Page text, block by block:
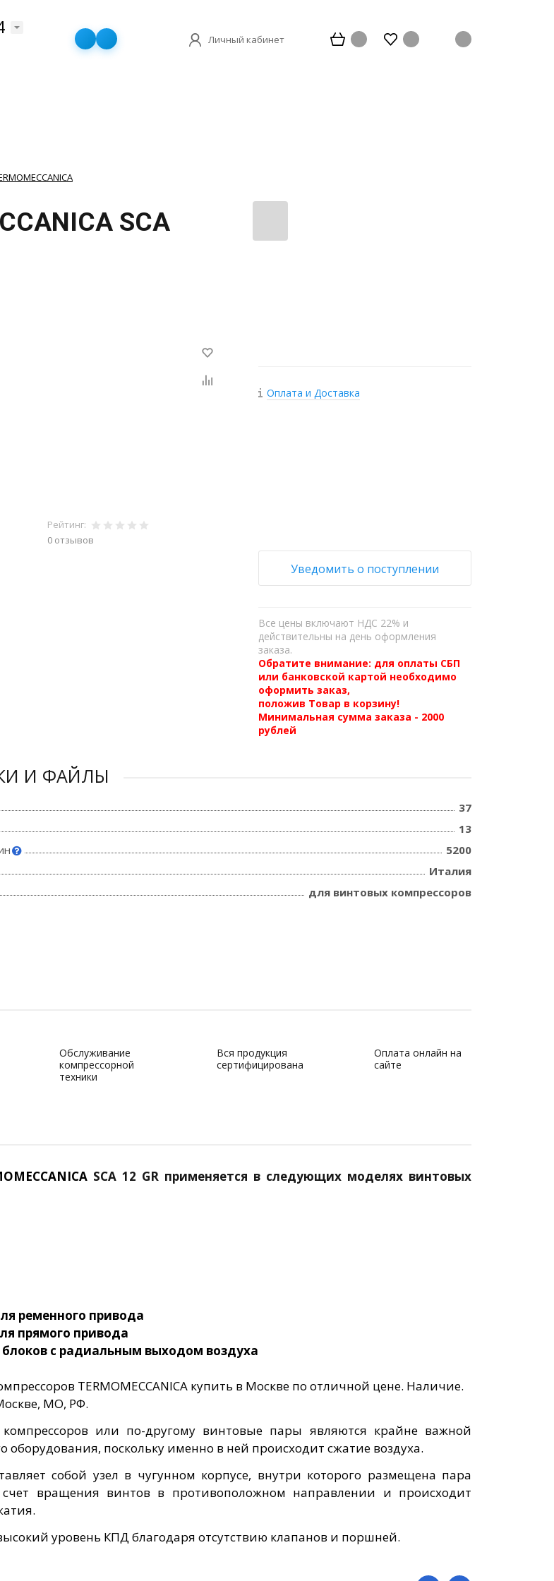
Личный кабинет
SCA
Рейтинг:
0 отзывов
Оплата и Доставка
Уведомить о поступлении
Все цены включают НДС 22% и
действительны на день оформления
заказа.
Обратите внимание: для оплаты СБП
или банковской картой необходимо
оформить заказ,
положив Товар в корзину!
Минимальная сумма заказа - 2000
рублей
И ФАЙЛЫ
37
13
5200
Италия
для винтовых компрессоров
Обслуживание
компрессорной
техники
Вся продукция
сертифицирована
Оплата онлайн на
сайте
SCA 12 GR применяется в следующих моделях винтовых
ременного привода
прямого привода
с радиальным выходом воздуха
TERMOMECCANICA купить в Москве по отличной цене. Наличие.
МО, РФ.
или по-другому винтовые пары являются крайне важной
оборудования, поскольку именно в ней происходит сжатие воздуха.
собой узел в чугунном корпусе, внутри которого размещена пара
вращения винтов в противоположном направлении и происходит
уровень КПД благодаря отсутствию клапанов и поршней.